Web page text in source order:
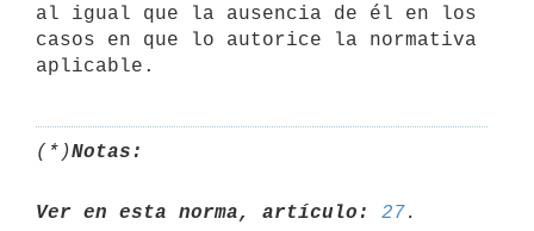
al igual que la ausencia de él en los
casos en que lo autorice la normativa
(*)Notas:
Ver en esta norma, artículo: 27